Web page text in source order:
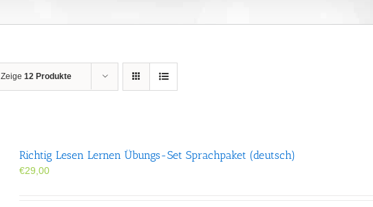
Zeige 12 Produkte
Richtig Lesen Lernen Übungs-Set Sprachpaket (deutsch)
€29,00